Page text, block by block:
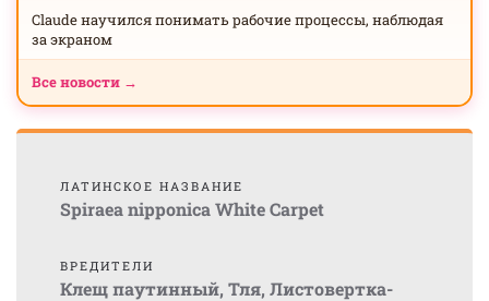
Claude научился понимать рабочие процессы, наблюдая
за экраном
Все новости →
ЛАТИНСКОЕ НАЗВАНИЕ
Spiraea nipponica White Carpet
ВРЕДИТЕЛИ
Клещ паутинный, Тля, Листовертка-